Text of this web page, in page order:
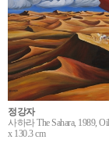
정강자
사하라 The Sahara, 1989,
x 130.3 cm